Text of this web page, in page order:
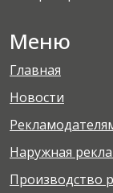
Меню
Главная
Новости
Наружная
Производство